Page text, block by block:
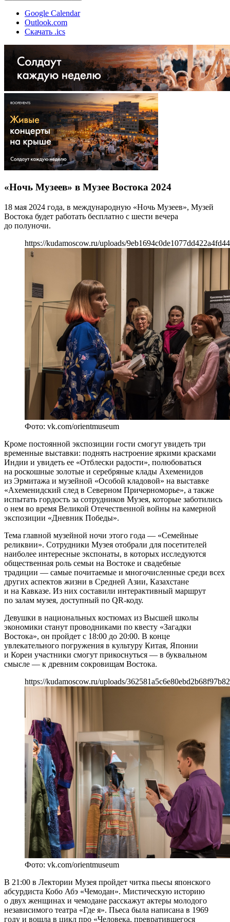
Google Calendar
Outlook.com
Скачать .ics
«Ночь Музеев» в Музее Востока 2024
18 мая 2024 года, в международную «Ночь Музеев», Музей
Востока будет работать бесплатно с шести вечера
до полуночи.
https://kudamoscow.ru/uploads/
Фото: vk.com/orientmuseum
Кроме постоянной экспозиции гости смогут увидеть три
временные выставки: поднять настроение яркими красками
Индии и увидеть ее «Отблески радости», полюбоваться
на роскошные золотые и серебряные клады Ахеменидов
из Эрмитажа и музейной «Особой кладовой» на выставке
«Ахеменидский след в Северном Причерноморье», а также
испытать гордость за сотрудников Музея, которые заботились
о нем во время Великой Отечественной войны на камерной
экспозиции «Дневник Победы».
Тема главной музейной ночи этого года — «Семейные
реликвии». Сотрудники Музея отобрали для посетителей
наиболее интересные экспонаты, в которых исследуются
общественная роль семьи на Востоке и свадебные
традиции — самые почитаемые и многочисленные среди всех
других аспектов жизни в Средней Азии, Казахстане
и на Кавказе. Из них составили интерактивный маршрут
по залам музея, доступный по QR-коду.
Девушки в национальных костюмах из Высшей школы
экономики станут проводниками по квесту «Загадки
Востока», он пройдет с 18:00 до 20:00. В конце
увлекательного погружения в культуру Китая, Японии
и Кореи участники смогут прикоснуться — в буквальном
смысле — к древним сокровищам Востока.
https://kudamoscow.ru/uploads/
Фото: vk.com/orientmuseum
В 21:00 в Лектории Музея пройдет читка пьесы японского
абсурдиста Кобо Абэ «Чемодан». Мистическую историю
о двух женщинах и чемодане расскажут актеры молодого
независимого театра «Где я». Пьеса была написана в 1969
году и вошла в цикл про «Человека, превратившегося